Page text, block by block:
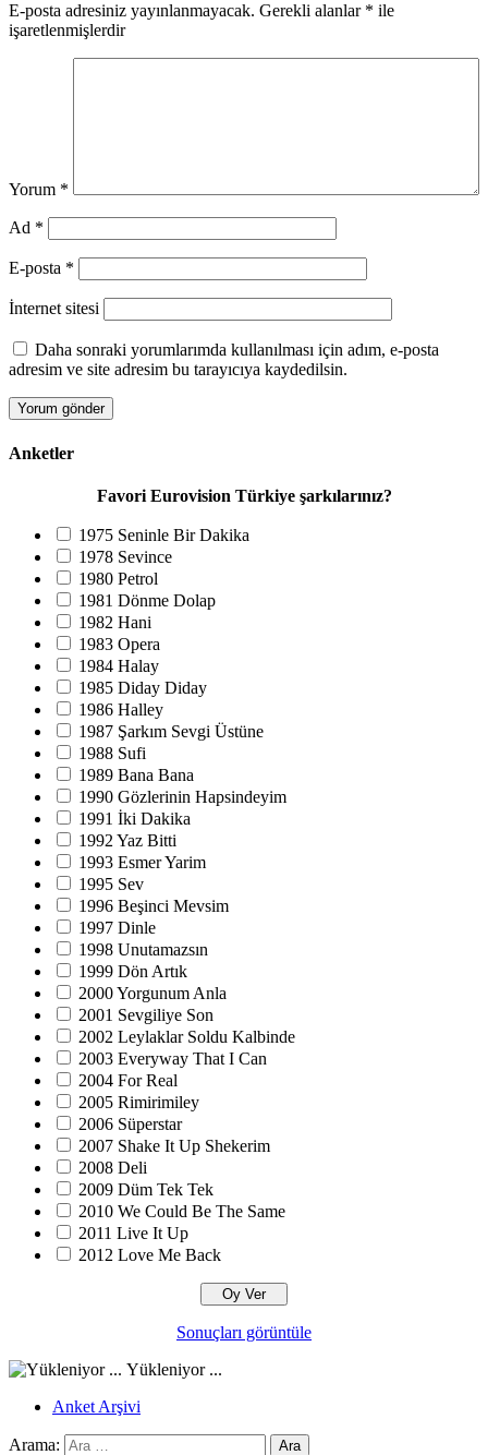
E-posta adresiniz yayınlanmayacak. Gerekli alanlar * ile
işaretlenmişlerdir
Yorum *
Ad *
E-posta *
İnternet sitesi
Daha sonraki yorumlarımda kullanılması için adım, e-posta
adresim ve site adresim bu tarayıcıya kaydedilsin.
Anketler
Favori Eurovision Türkiye şarkılarınız?
1975 Seninle Bir Dakika
1978 Sevince
1980 Petrol
1981 Dönme Dolap
1982 Hani
1983 Opera
1984 Halay
1985 Diday Diday
1986 Halley
1987 Şarkım Sevgi Üstüne
1988 Sufi
1989 Bana Bana
1990 Gözlerinin Hapsindeyim
1991 İki Dakika
1992 Yaz Bitti
1993 Esmer Yarim
1995 Sev
1996 Beşinci Mevsim
1997 Dinle
1998 Unutamazsın
1999 Dön Artık
2000 Yorgunum Anla
2001 Sevgiliye Son
2002 Leylaklar Soldu Kalbinde
2003 Everyway That I Can
2004 For Real
2005 Rimirimiley
2006 Süperstar
2007 Shake It Up Shekerim
2008 Deli
2009 Düm Tek Tek
2010 We Could Be The Same
2011 Live It Up
2012 Love Me Back
Sonuçları görüntüle
Yükleniyor ...
Anket Arşivi
Arama: